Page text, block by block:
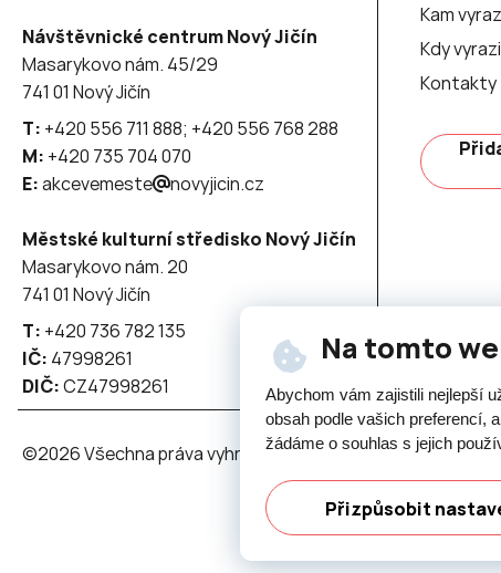
Na tomto
Abychom vám zajistili nejlepší
obsah podle vašich preferencí,
žádáme o souhlas s jejich
Přizpůsobit
Návštěvnické centrum Nový Jičín
Masarykovo nám. 45/29
741 01 Nový Jičín
T: +420 556 711 888; +420 556 768 288
M: +420 735 704 070
E:akcevemeste novyjicin.cz
Městské kulturní středisko Nový Jičín
Masarykovo nám. 20
741 01 Nový Jičín
T: +420 736 782 135
IČ: 47998261
DIČ:CZ47998261
Kam
Kdy
Kontakty
©2026 Všechna práva vyhrazena - použití obsahu či jeho